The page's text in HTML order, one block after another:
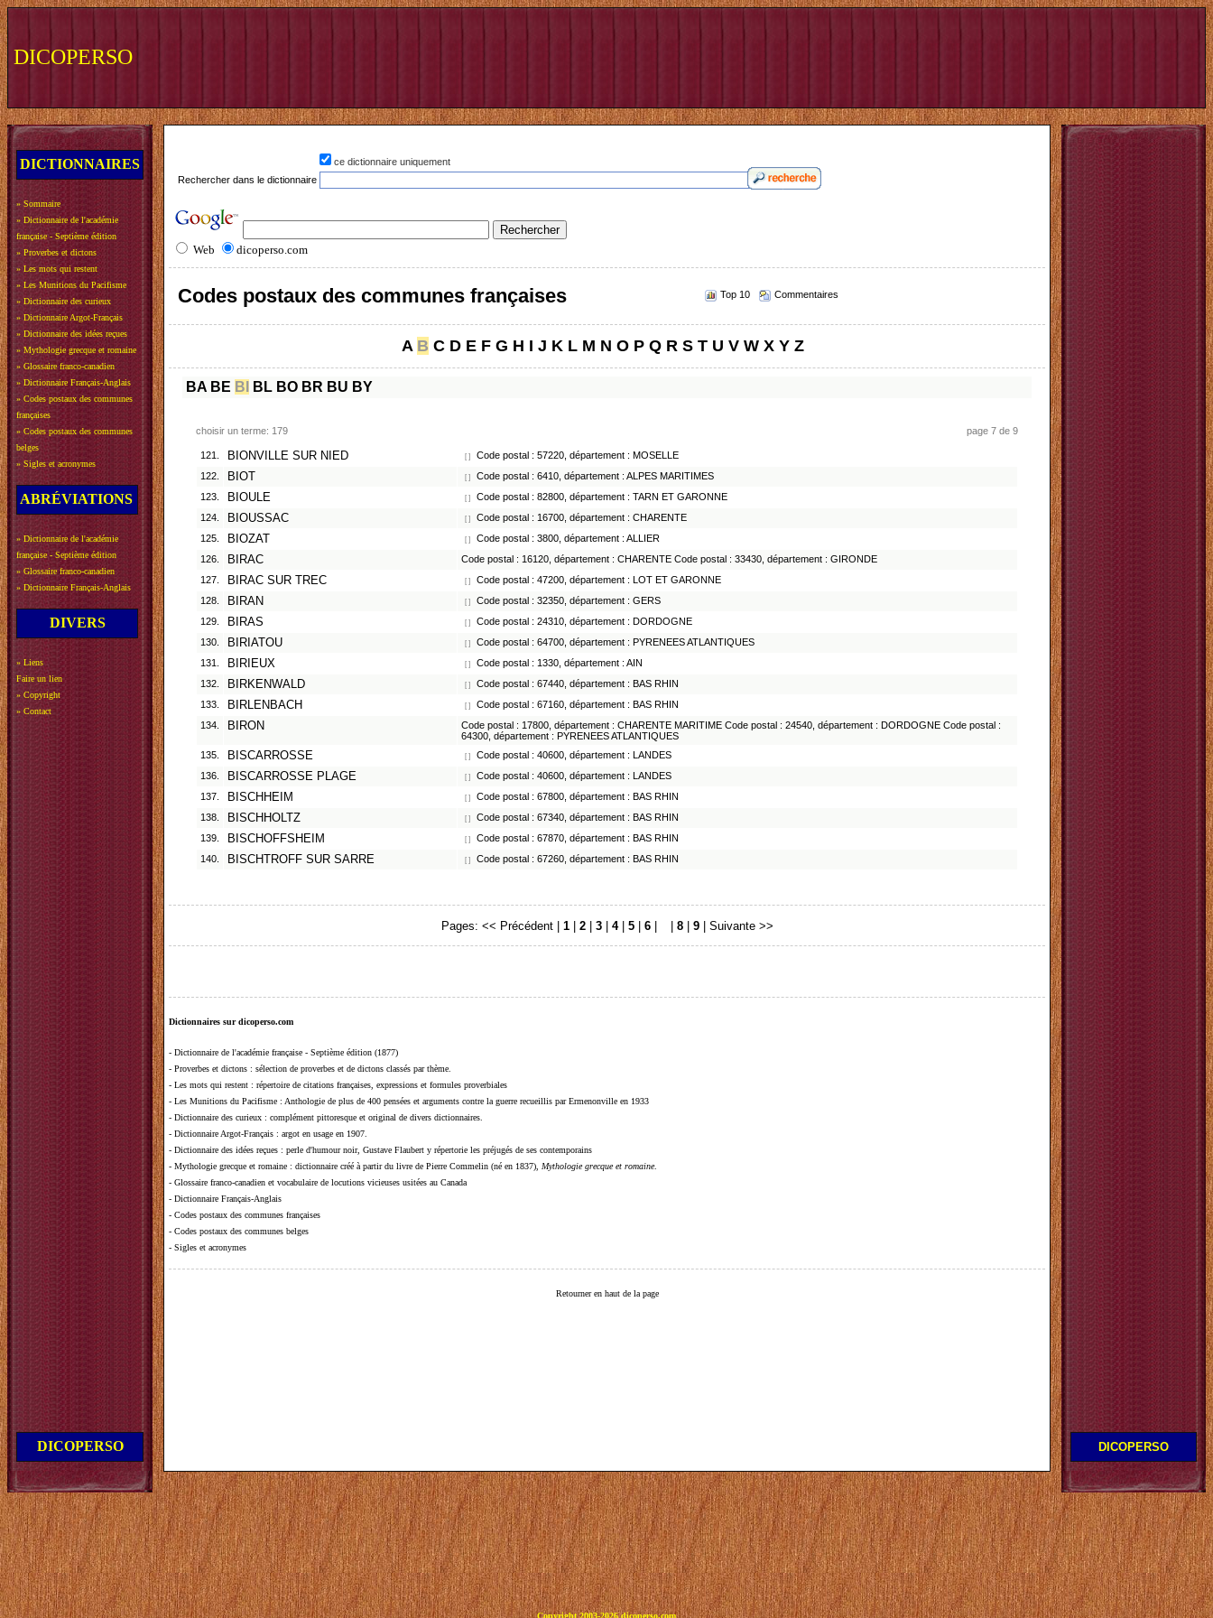
DICOPERSO
DICTIONNAIRES
» Sommaire
» Dictionnaire de l'académie
française - Septième édition
» Proverbes et dictons
» Les mots qui restent
» Les Munitions du Pacifisme
» Dictionnaire des curieux
» Dictionnaire Argot-Français
» Dictionnaire des idées reçues
» Mythologie grecque et romaine
» Glossaire franco-canadien
» Dictionnaire Français-Anglais
» Codes postaux des communes
françaises
» Codes postaux des communes
belges
» Sigles et acronymes
ABRÉVIATIONS
» Dictionnaire de l'académie
française - Septième édition
» Glossaire franco-canadien
» Dictionnaire Français-Anglais
DIVERS
» Liens
Faire un lien
» Copyright
» Contact
DICOPERSO
ce dictionnaire uniquement
Rechercher dans le dictionnaire
Web dicoperso.com
Codes postaux des communes françaises Top 10 Commentaires
A B C D E F G H I J K L M N O P Q R S T U V W X Y Z
BA BE BI BL BO BR BU BY
choisir un terme: 179 page 7 de 9
121. BIONVILLE SUR NIED [ ]
Code postal : 57220, département : MOSELLE
122.
BIOT [ ]
Code postal : 6410, département : ALPES MARITIMES
123.
BIOULE [ ]
Code postal : 82800, département : TARN ET GARONNE
124.
BIOUSSAC [ ]
Code postal : 16700, département : CHARENTE
125.
BIOZAT [ ]
Code postal : 3800, département : ALLIER
126.
BIRAC
Code postal : 16120, département : CHARENTE Code postal : 33430, département : GIRONDE
127.
BIRAC SUR TREC [ ]
Code postal : 47200, département : LOT ET GARONNE
128.
BIRAN [ ]
Code postal : 32350, département : GERS
129.
BIRAS [ ]
Code postal : 24310, département : DORDOGNE
130.
BIRIATOU [ ]
Code postal : 64700, département : PYRENEES ATLANTIQUES
131.
BIRIEUX [ ]
Code postal : 1330, département : AIN
132.
BIRKENWALD [ ]
Code postal : 67440, département : BAS RHIN
133.
BIRLENBACH [ ]
Code postal : 67160, département : BAS RHIN
134.
BIRON
Code postal : 17800, département : CHARENTE MARITIME Code postal : 24540, département : DORDOGNE Code postal :
64300, département : PYRENEES ATLANTIQUES
135.
BISCARROSSE [ ]
Code postal : 40600, département : LANDES
136.
BISCARROSSE PLAGE [ ]
Code postal : 40600, département : LANDES
137.
BISCHHEIM [ ]
Code postal : 67800, département : BAS RHIN
138.
BISCHHOLTZ [ ]
Code postal : 67340, département : BAS RHIN
139.
BISCHOFFSHEIM [ ]
Code postal : 67870, département : BAS RHIN
140.
BISCHTROFF SUR SARRE [ ] Code postal : 67260, département : BAS RHIN
Pages: << Précédent| 1| 2| 3| 4| 5| 6| 8| 9| Suivante >>
Dictionnaires sur dicoperso.com
- Dictionnaire de l'académie française - Septième édition (1877)
- Proverbes et dictons : sélection de proverbes et de dictons classés par thème.
- Les mots qui restent : répertoire de citations françaises, expressions et formules proverbiales
- Les Munitions du Pacifisme : Anthologie de plus de 400 pensées et arguments contre la guerre recueillis par Ermenonville en 1933
- Dictionnaire des curieux : complément pittoresque et original de divers dictionnaires.
- Dictionnaire Argot-Français : argot en usage en 1907.
- Dictionnaire des idées reçues : perle d'humour noir, Gustave Flaubert y répertorie les préjugés de ses contemporains
- Mythologie grecque et romaine : dictionnaire créé à partir du livre de Pierre Commelin (né en 1837), Mythologie grecque et romaine.
- Glossaire franco-canadien et vocabulaire de locutions vicieuses usitées au Canada
- Dictionnaire Français-Anglais
- Codes postaux des communes françaises
- Codes postaux des communes belges
- Sigles et acronymes
Retourner en haut de la page
DICOPERSO
Copyright 2003-2026 dicoperso.com